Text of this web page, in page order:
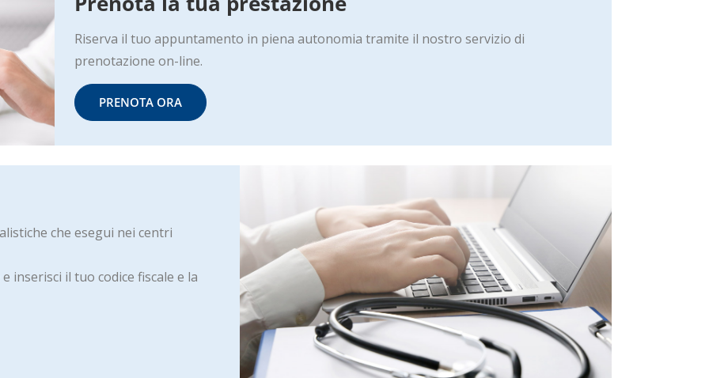
Riserva il tuo appuntamento in piena autonomia tramite il nostro servizio di
prenotazione on-line.
PRENOTA ORA
che esegui nei centri
inserisci il tuo codice fiscale e la